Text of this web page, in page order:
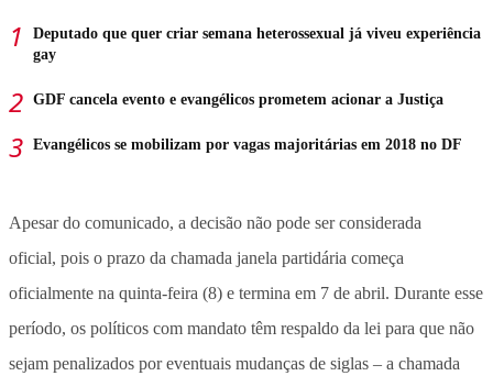
Deputado que quer criar semana heterossexual já viveu experiência
gay
GDF cancela evento e evangélicos prometem acionar a Justiça
Evangélicos se mobilizam por vagas majoritárias em 2018 no DF
Apesar do comunicado, a decisão não pode ser considerada
oficial, pois o prazo da chamada janela partidária começa
oficialmente na quinta-feira (8) e termina em 7 de abril. Durante esse
período, os políticos com mandato têm respaldo da lei para que não
sejam penalizados por eventuais mudanças de siglas – a chamada